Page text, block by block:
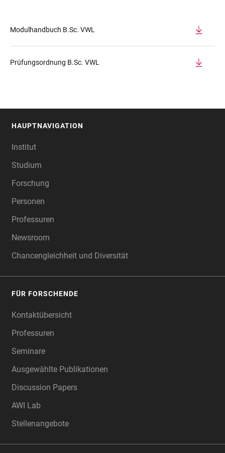
Modulhandbuch B.Sc. VWL
Prüfungsordnung B.Sc. VWL
HAUPTNAVIGATION
Institut
Studium
Forschung
Personen
Professuren
Newsroom
Chancengleichheit und Diversität
FÜR FORSCHENDE
Kontaktübersicht
Professuren
Seminare
Ausgewählte Publikationen
Discussion Papers
AWI Lab
Stellenangebote